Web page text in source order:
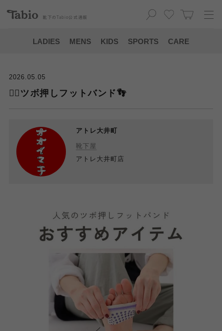
靴下の Tabio 公式通販
LADIES MENS KIDS SPORTS CARE
2026.05.05
👍🏻ツボ押しフットバンド👣
アトレ大井町
靴下屋
アトレ大井町店